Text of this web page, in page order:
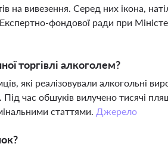
на вивезення. Серед них ікона,
фондової ради при
торгівлі алкоголем?
які реалізовували алкогольні
час обшуків вилучено тисячі
статтями. Джерело